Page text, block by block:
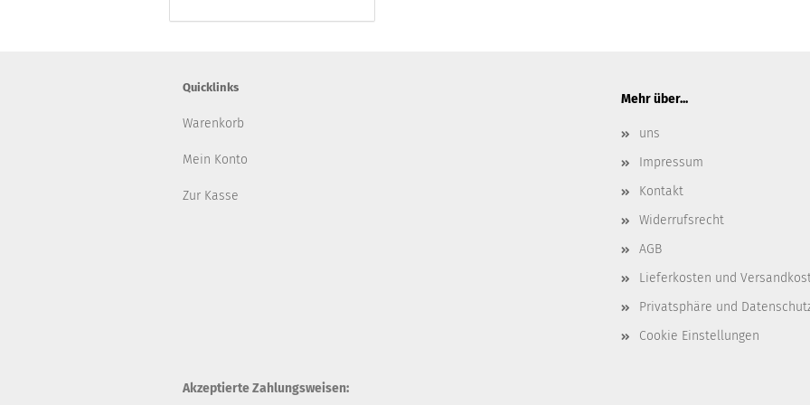
Quicklinks
Warenkorb
Mein Konto
Zur Kasse
Mehr über...
uns
Impressum
Kontakt
Widerrufsrecht
AGB
Lieferkosten und
Privatsphäre und
Cookie Einstellungen
Akzeptierte Zahlungsweisen: